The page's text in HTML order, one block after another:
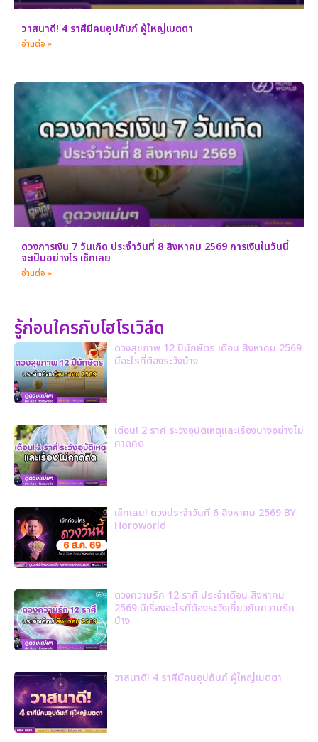
วาสนาดี! 4 ราศีมีคนอุปถัมภ์ ผู้ใหญ่เมตตา
อ่านต่อ »
ดวงการเงิน 7 วันเกิด ประจำวันที่ 8 สิงหาคม 2569 การเงินในวันนี้
จะเป็นอย่างไร เช็กเลย
อ่านต่อ »
รู้ก่อนใครกับโฮโรเวิล์ด
ดวงสุขภาพ 12 ปีนักษัตร เดือน สิงหาคม 2569
มีอะไรที่ต้องระวังบ้าง
เตือน! 2 ราศี ระวังอุบัติเหตุและเรื่องบางอย่างไม่
คาดคิด
เช็กเลย! ดวงประจำวันที่ 6 สิงหาคม 2569 BY
Horoworld
ดวงความรัก 12 ราศี ประจำเดือน สิงหาคม
2569 มีเรื่องอะไรที่ต้องระวังเกี่ยวกับความรัก
บ้าง
วาสนาดี! 4 ราศีมีคนอุปถัมภ์ ผู้ใหญ่เมตตา